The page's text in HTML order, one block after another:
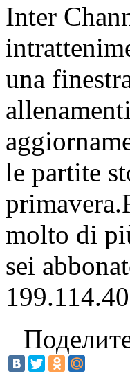
Inter
una
le partite
molto di
sei